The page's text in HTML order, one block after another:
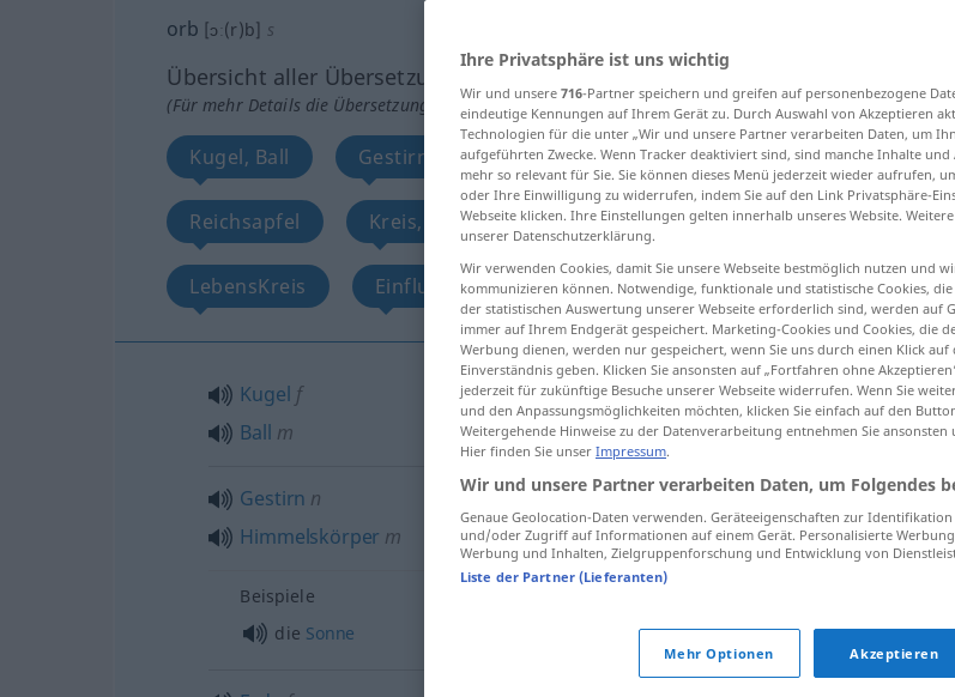
orb [ɔː(r)b] s
Übersicht aller Übersetzungen
(Für mehr Details die Übersetzung anklicken/antippen)
Kugel, Ball Gestirn, Himmelskörper Erde Augapfel, Auge
Reichsapfel Kreis, Ring, Rad, Scheibe Welt, organisiertes Ganzes
LebensKreis Einflussgebiet
Kugel f
Ball m
orbsphere
Gestirn n
Himmelskörper m
orb celestial body POET
Beispiele
die Sonne the orb ofday
Ihre Privatsphäre ist uns wichtig
Wir und unsere 716-Partner speichern und greifen auf personenbezogene
eindeutige Kennungen auf Ihrem Gerät zu. Durch Auswahl von Akzeptieren
Technologien für die unter „Wir und unsere Partner verarbeiten Daten, um
aufgeführten Zwecke. Wenn Tracker deaktiviert sind, sind manche Inhalte
mehr so relevant für Sie. Sie können dieses Menü jederzeit wieder aufrufen,
oder Ihre Einwilligung zu widerrufen, indem Sie auf den Link Privatsphäre-
Webseite klicken. Ihre Einstellungen gelten innerhalb unseres Website.
unserer Datenschutzerklärung.
Wir verwenden Cookies, damit Sie unsere Webseite bestmöglich nutzen und
kommunizieren können. Notwendige, funktionale und statistische Cookies,
der statistischen Auswertung unserer Webseite erforderlich sind, werden auf
immer auf Ihrem Endgerät gespeichert. Marketing-Cookies und Cookies, die
Werbung dienen, werden nur gespeichert, wenn Sie uns durch einen Klick
Einverständnis geben. Klicken Sie ansonsten auf „Fortfahren ohne
jederzeit für zukünftige Besuche unserer Webseite widerrufen. Wenn Sie
und den Anpassungsmöglichkeiten möchten, klicken Sie einfach auf den
Weitergehende Hinweise zu der Datenverarbeitung entnehmen Sie ansonsten
Hier finden Sie unser Impressum.
Wir und unsere Partner verarbeiten Daten, um Folgendes
Genaue Geolocation-Daten verwenden. Geräteeigenschaften zur
und/oder Zugriff auf Informationen auf einem Gerät. Personalisierte
Werbung und Inhalten, Zielgruppenforschung und Entwicklung von
Liste der Partner (Lieferanten)
Mehr Optionen Akzeptieren